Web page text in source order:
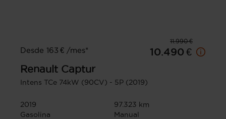
11.990 €
Desde 163 € /mes*
10.490 €
Renault Captur
Intens TCe 74kW (90CV) - 5P (2019)
2019
97.323 km
Gasolina
Manual